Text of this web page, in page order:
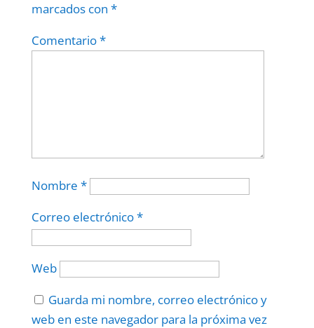
marcados con *
Comentario*
Nombre *
Correo electrónico*
Web
Guarda mi nombre, correo electrónico y
web en este navegador para la próxima vez